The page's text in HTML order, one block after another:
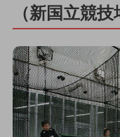
（新国立競